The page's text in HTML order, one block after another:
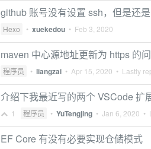
github 账号没有设置 ssh，但是还
Hexo • xuekedou • Feb 3, 2020
maven 中心源地址更新为 https 的
程序员 • liangzai • Apr 15, 2020 • Lastly
介绍下我最近写的两个 VSCode 扩
1 程序员 • YuTengjing • Jan 6, 2020 •
EF Core 有没有必要实现仓储模式